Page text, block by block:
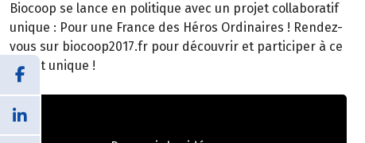
Biocoop se lance en politique avec un projet collaboratif
unique : Pour une France des Héros Ordinaires ! Rendez-
vous sur biocoop2017.fr pour découvrir et participer à ce
projet unique !